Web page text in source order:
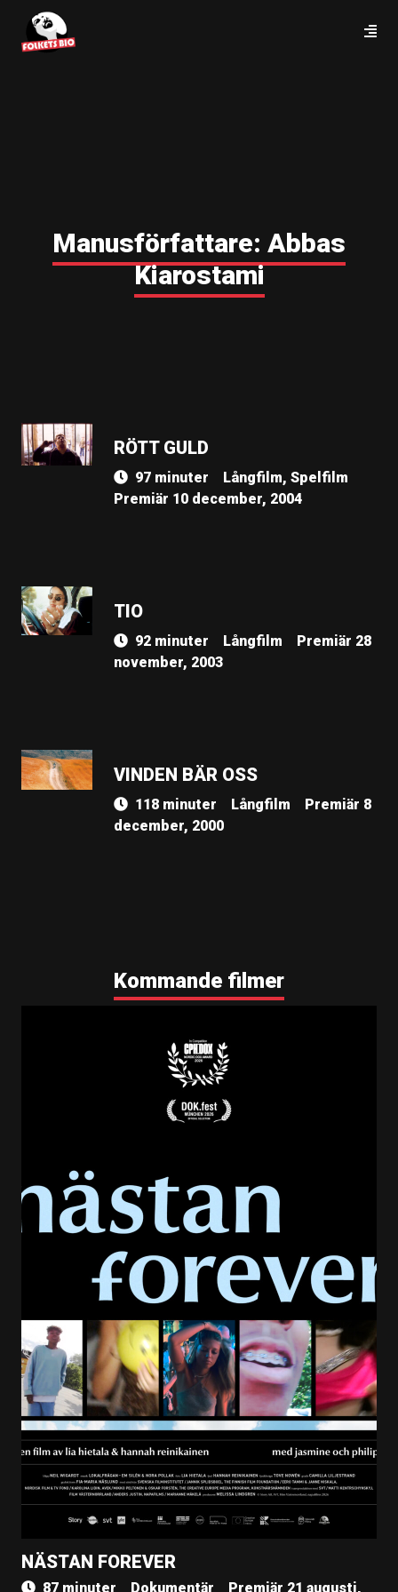
Manusförfattare: Abbas
Kiarostami
RÖTT GULD
97 minuter
Långfilm, Spelfilm
Premiär 10 december, 2004
TIO
92 minuter Långfilm
Premiär 28
november, 2003
VINDEN BÄR OSS
118 minuter Långfilm
Premiär 8
december, 2000
Kommande filmer
NÄSTAN FOREVER
87 minuter Dokumentär Premiär 21 augusti,